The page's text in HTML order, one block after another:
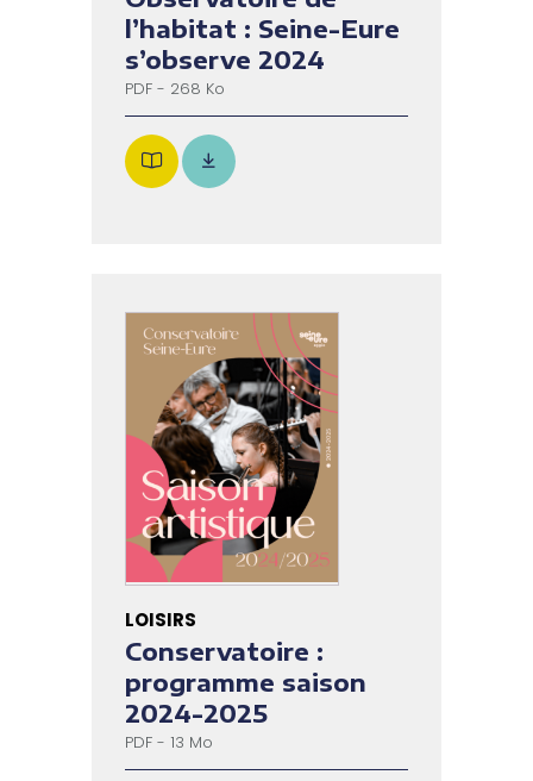
l’habitat : Seine-Eure
s’observe 2024
PDF - 268 Ko
LOISIRS
Conservatoire :
programme saison
2024-2025
PDF - 13 Mo